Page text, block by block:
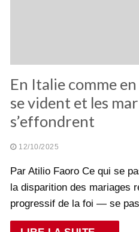
En Italie comme
se vident et les
s’effondrent
12/10/2025
Par Atilio Faoro Ce qui se
la disparition des mariages
progressif de la foi — se